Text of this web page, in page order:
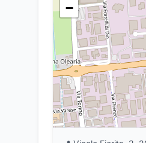
−